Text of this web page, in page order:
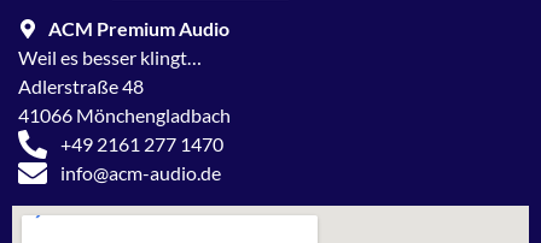
ACM Premium Audio
Weil es besser klingt…
Adlerstraße 48
41066 Mönchengladbach
+49 2161 277 1470
info@acm-audio.de